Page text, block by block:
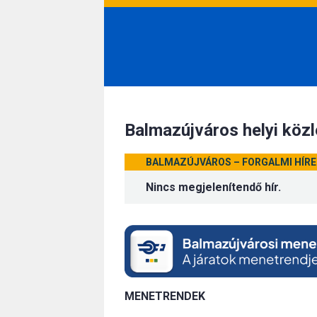
Balmazújváros helyi
BALMAZÚJVÁROS – FORGALMI
Nincs megjelenítendő hír.
MENETRENDEK